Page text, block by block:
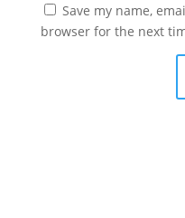
Save my name,
browser for the next